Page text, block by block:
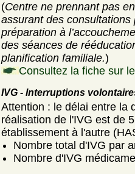
(Centre ne prennant pas
assurant des
préparation à
des séances de
planification familiale.)
Consultez la fiche sur le
IVG - Interruptions
Attention : le délai entre la
réalisation de l'IVG est de
établissement à l'autre
Nombre total d'IVG par
Nombre d'IVG